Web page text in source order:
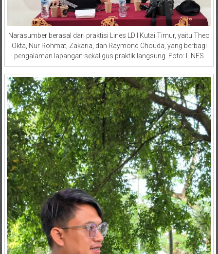
Narasumber berasal dari praktisi Lines LDII Kutai Timur, yaitu Theo
Okta, Nur Rohmat, Zakaria, dan Raymond Chouda, yang berbagi
pengalaman lapangan sekaligus praktik langsung. Foto: LINES